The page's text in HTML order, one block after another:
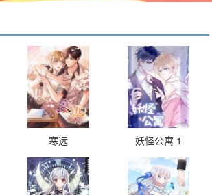
寒远 妖怪公寓 1